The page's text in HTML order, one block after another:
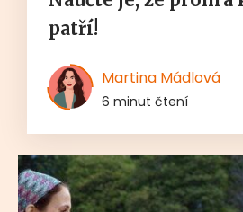
patří!
Martina Mádlová
6 minut čtení